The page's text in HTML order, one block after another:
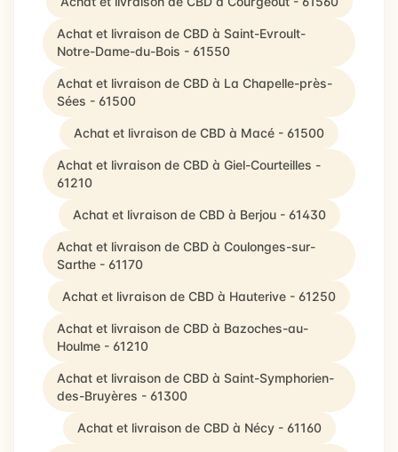
Achat et livraison de CBD à Saint-Evroult-
Notre-Dame-du-Bois - 61550
Achat et livraison de CBD à La Chapelle-près-
Sées - 61500
Achat et livraison de CBD à Macé - 61500
Achat et livraison de CBD à Giel-Courteilles -
61210
Achat et livraison de CBD à Berjou - 61430
Achat et livraison de CBD à Coulonges-sur-
Sarthe - 61170
Achat et livraison de CBD à Hauterive - 61250
Achat et livraison de CBD à Bazoches-au-
Houlme - 61210
Achat et livraison de CBD à Saint-Symphorien-
des-Bruyères - 61300
Achat et livraison de CBD à Nécy - 61160